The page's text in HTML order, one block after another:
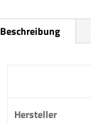
Beschreibung
Hersteller